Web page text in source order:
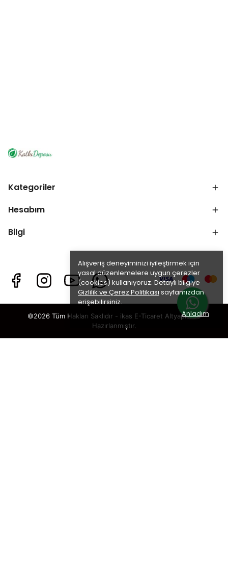
Alışveriş deneyiminizi iyileştirmek için
yasal düzenlemelere uygun çerezler
(cookies) kullanıyoruz. Detaylı bilgiye
Gizlilik ve Çerez Politikası sayfamızdan
erişebilirsiniz.
Anladım
Kategoriler
Hesabım
Bilgi
©2026 Tüm Hakları Saklıdır - ikas E-Ticaret Altyapısı ile
Hazırlanmıştır.